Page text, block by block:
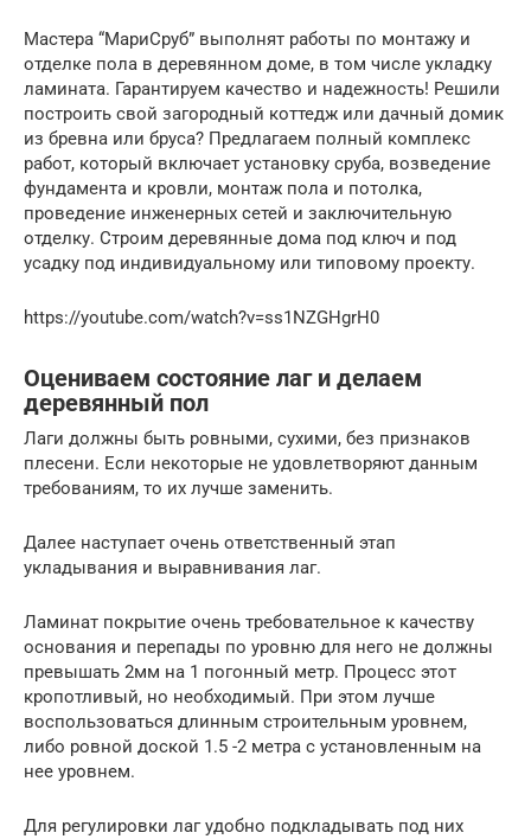
Мастера “МариСруб” выполнят работы по монтажу и
отделке пола в деревянном доме, в том числе укладку
ламината. Гарантируем качество и надежность! Решили
построить свой загородный коттедж или дачный домик
из бревна или бруса? Предлагаем полный комплекс
работ, который включает установку сруба, возведение
фундамента и кровли, монтаж пола и потолка,
проведение инженерных сетей и заключительную
отделку. Строим деревянные дома под ключ и под
усадку под индивидуальному или типовому проекту.
https://youtube.com/watch?v=ss1NZGHgrH0
Оцениваем состояние лаг и делаем
деревянный пол
Лаги должны быть ровными, сухими, без признаков
плесени. Если некоторые не удовлетворяют данным
требованиям, то их лучше заменить.
Далее наступает очень ответственный этап
укладывания и выравнивания лаг.
Ламинат покрытие очень требовательное к качеству
основания и перепады по уровню для него не должны
превышать 2мм на 1 погонный метр. Процесс этот
кропотливый, но необходимый. При этом лучше
воспользоваться длинным строительным уровнем,
либо ровной доской 1.5 -2 метра с установленным на
нее уровнем.
Для регулировки лаг удобно подкладывать под них